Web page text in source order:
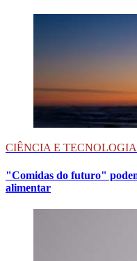
CIÊNCIA E TECNOLOGIA
"Comidas do futuro"
alimentar